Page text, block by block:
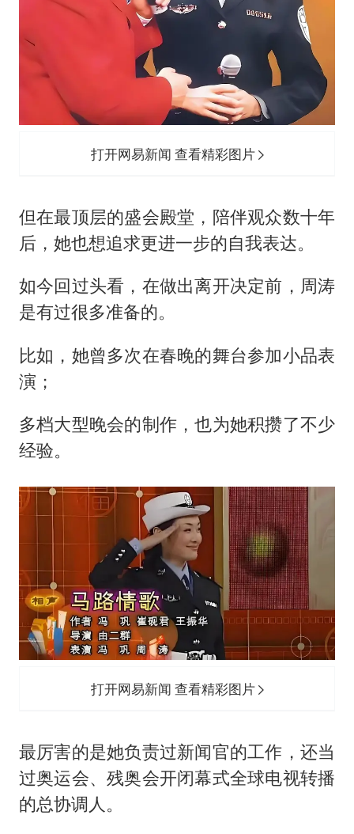
打开网易新闻 查看精彩图片
但在最顶层的盛会殿堂，陪伴观众数十年
后，她也想追求更进一步的自我表达。
如今回过头看，在做出离开决定前，周涛
是有过很多准备的。
比如，她曾多次在春晚的舞台参加小品表
演；
多档大型晚会的制作，也为她积攒了不少
经验。
打开网易新闻 查看精彩图片
最厉害的是她负责过新闻官的工作，还当
过奥运会、残奥会开闭幕式全球电视转播
的总协调人。